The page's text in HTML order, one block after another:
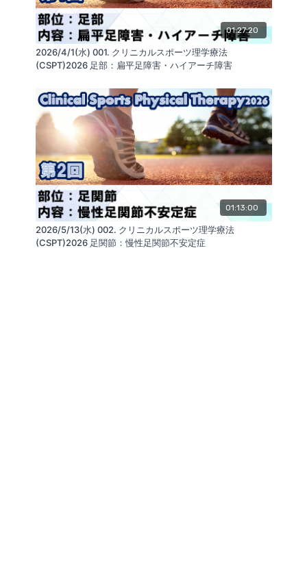
https://glab.shop/collections/product_all/
01:27:20
2026/4/1(水) 001. クリニカルスポーツ理学療法
(CSPT)2026 足部：扁平足障害・ハイアーチ障害
01:13:00
2026/5/13(水) 002. クリニカルスポーツ理学療法
(CSPT)2026 足関節：慢性足関節不安定症